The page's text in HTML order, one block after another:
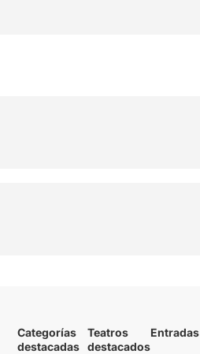
Categorías
destacadas
Teatros
destacados
Entradas